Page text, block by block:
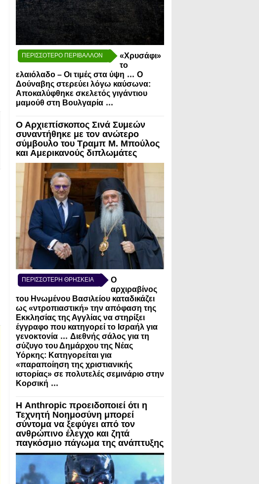
ΠΕΡΙΣΣΟΤΕΡΟ ΠΕΡΙΒΑΛΛΟΝ
«Χρυσάφι»
το
ελαιόλαδο – Οι τιμές στα ύψη ... Ο
Δούναβης στερεύει λόγω καύσωνα:
Αποκαλύφθηκε σκελετός γιγάντιου
μαμούθ στη Βουλγαρία ...
Ο Αρχιεπίσκοπος Σινά Συμεών
συναντήθηκε με τον ανώτερο
σύμβουλο του Τραμπ Μ. Μπούλος
και Αμερικανούς διπλωμάτες
ΠΕΡΙΣΣΟΤΕΡΗ ΘΡΗΣΚΕΙΑ
Ο
αρχιραβίνος
του Ηνωμένου Βασιλείου καταδικάζει
ως «ντροπιαστική» την απόφαση της
Εκκλησίας της Αγγλίας να στηρίξει
έγγραφο που κατηγορεί το Ισραήλ για
γενοκτονία ... Διεθνής σάλος για τη
σύζυγο του Δημάρχου της Νέας
Υόρκης: Κατηγορείται για
«παραποίηση της χριστιανικής
ιστορίας» σε πολυτελές σεμινάριο στην
Κορσική ...
Η Anthropic προειδοποιεί ότι η
Τεχνητή Νοημοσύνη μπορεί
σύντομα να ξεφύγει από τον
ανθρώπινο έλεγχο και ζητά
παγκόσμιο πάγωμα της ανάπτυξης